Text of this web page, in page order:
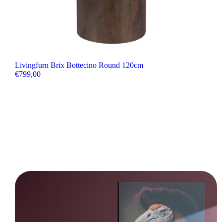
Livingfurn Brix Bottecino Round 120cm
€799,00